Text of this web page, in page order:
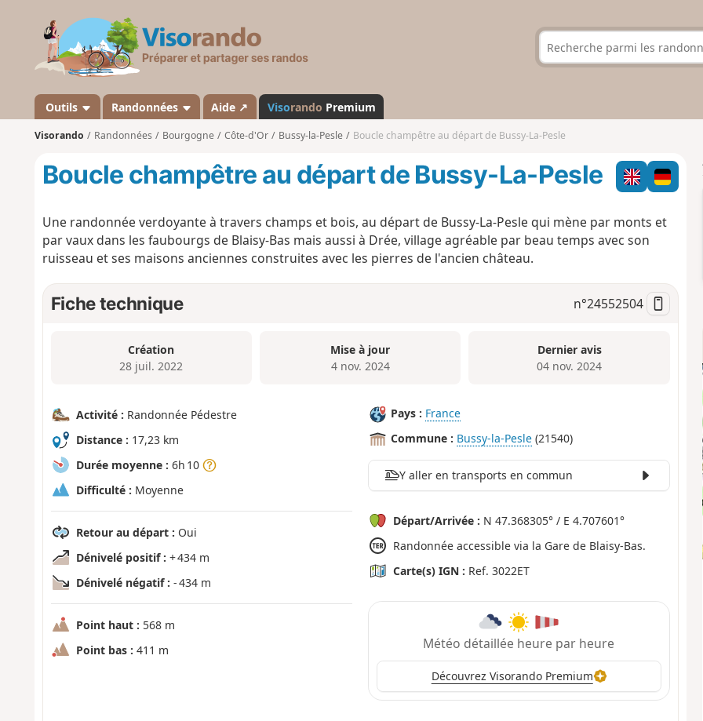
s
a
n
d
Outils Randonnées Aide ↗ Visorando Premium
Visorando Randonnées Bourgogne Côte-d'Or Bussy-la-Pesle Boucle champêtre au départ de Bussy-La-Pesle
Boucle champêtre au départ de Bussy-La-Pesle
Une randonnée verdoyante à travers champs et bois, au départ de Bussy-La-Pesle qui mène par monts et
par vaux dans les faubourgs de Blaisy-Bas mais aussi à Drée, village agréable par beau temps avec son
ruisseau et ses maisons anciennes construites avec les pierres de l'ancien château.
Fiche technique n°24552504
Création
28 juil. 2022
Mise à jour
4 nov. 2024
Dernier avis
04 nov. 2024
Activité : Randonnée Pédestre
Distance : 17,23 km
Durée moyenne : 6h 10
Difficulté : Moyenne
Retour au départ : Oui
Dénivelé positif : + 434 m
Dénivelé négatif : - 434 m
Point haut : 568 m
Point bas : 411 m
Pays : France
Commune : Bussy-la-Pesle (21540)
Y aller en transports en commun
Départ/Arrivée : N 47.368305° / E 4.707601°
Randonnée accessible via la Gare de Blaisy-Bas.
Carte(s) IGN : Ref. 3022ET
Météo détaillée heure par heure
Découvrez Visorando Premium